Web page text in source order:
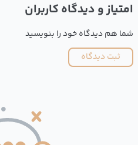
امتیاز و دیدگاه کاربران
شما هم دیدگاه خود را بنویسید
ثبت دیدگاه